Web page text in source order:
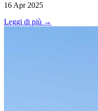
16 Apr 2025
Leggi di più →